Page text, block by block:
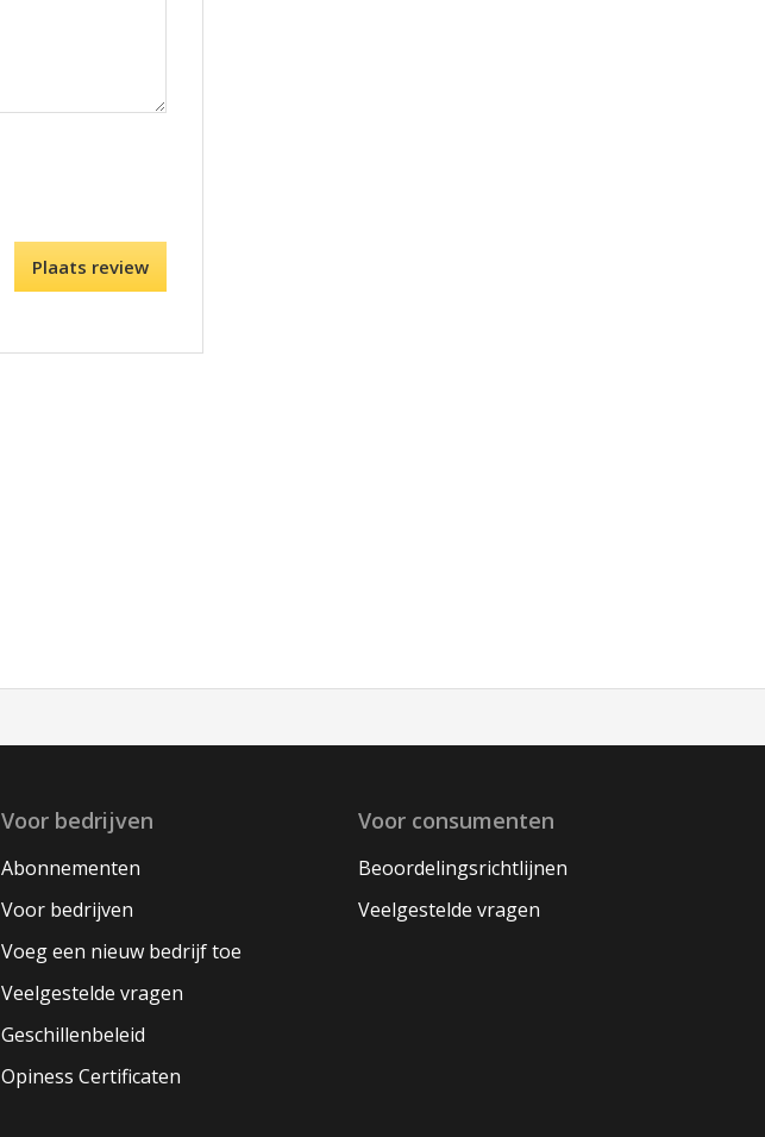
Voor bedrijven
Abonnementen
Voor bedrijven
Voeg een nieuw bedrijf toe
Veelgestelde vragen
Geschillenbeleid
Opiness Certificaten
Voor consumenten
Beoordelingsrichtlijnen
Veelgestelde vragen